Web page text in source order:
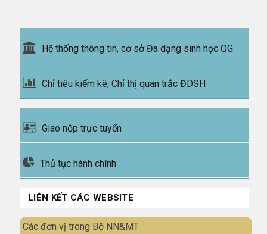
Hệ thống thông tin, cơ sở Đa dạng sinh học QG
Chỉ tiêu kiểm kê, Chỉ thị quan trắc ĐDSH
Giao nộp trực tuyến
Thủ tục hành chính
LIÊN KẾT CÁC WEBSITE
Các đơn vị trong Bộ NN&MT